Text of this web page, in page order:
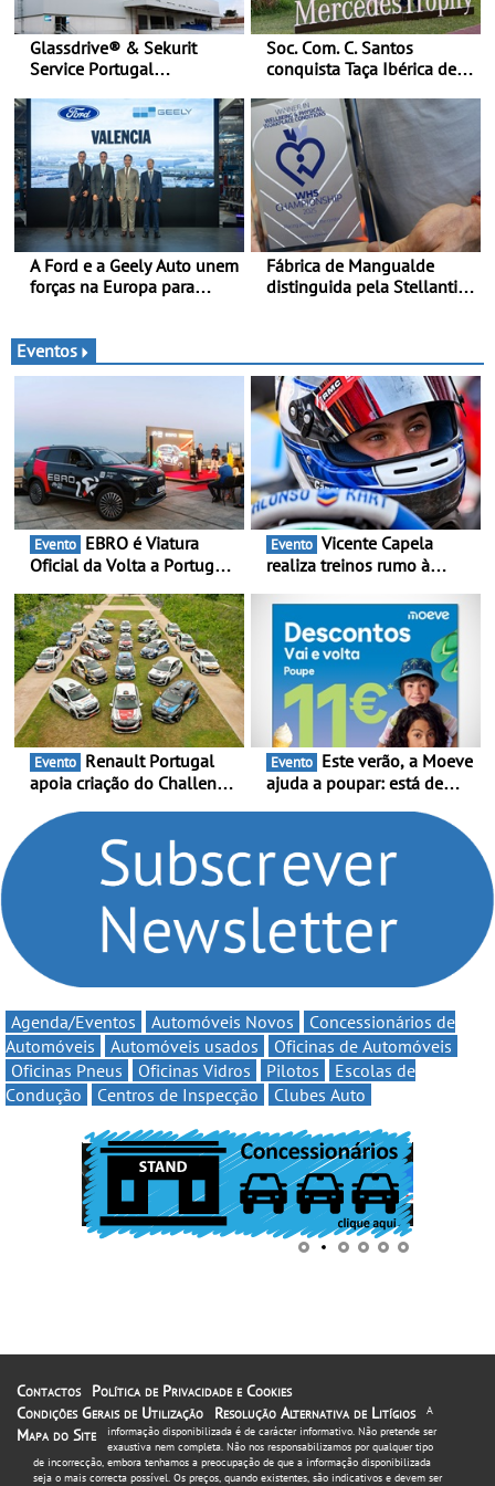
Glassdrive® & Sekurit
Service Portugal
Vila Nova de Gaia e
melhoram resposta ao
aftermarket - Reforço do
portefólio e melhoria dos
prazos reduzem tempo de
imobilização das viaturas
Soc. Com. C. Santos
conquista Taça Ibérica de
MercedesTrophy
A Ford e a Geely Auto unem
forças na Europa para
geração em Espanha
Fábrica de Mangualde
distinguida pela Stellantis
impacto direto no bem-
estar dos colaboradores
Eventos
Evento
Oficial da Volta a Portugal
presença nacional ao lado
da mítica prova de ciclismo
e leva a sua gama SUV
multi-energia às estradas
de Portugal
Evento
realiza treinos rumo à
Portugal Karting e mira boa
estreia - O Campeonato
Portugal Karting 2026
decorre entre 1 de Março e
6 de Setembro
Evento
apoia criação do Challenge
compromisso com o
automobilismo nacional
continua em 2026
Evento
ajuda a poupar: está de
Volta” com descontos de
Agenda/Eventos Automóveis Novos
Concessionários de
Automóveis
Automóveis usados
Oficinas de Automóveis
Oficinas Pneus
Oficinas Vidros Pilotos
Escolas de
Condução
Centros de Inspecção Clubes Auto
Contactos
Política de Privacidade e Cookies
Condições Gerais de Utilização
Resolução Alternativa de Litígios
Mapa do Site
A
informação disponibilizada é de carácter informativo. Não pretende ser
exaustiva nem completa. Não nos responsabilizamos por qualquer tipo
de incorrecção, embora tenhamos a preocupação de que a informação disponibilizada
seja o mais correcta possível. Os preços, quando existentes, são indicativos e devem ser